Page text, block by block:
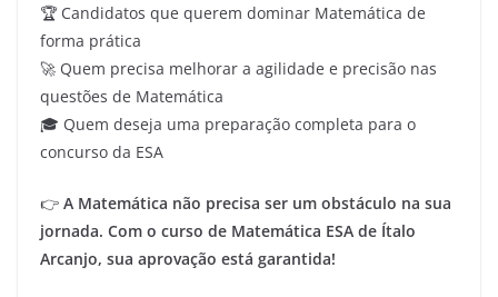
🏆 Candidatos que querem dominar Matemática de
forma prática
🚀 Quem precisa melhorar a agilidade e precisão nas
questões de Matemática
🎓 Quem deseja uma preparação completa para o
concurso da ESA
👉 A Matemática não precisa ser um obstáculo na sua
jornada. Com o curso de Matemática ESA de Ítalo
Arcanjo, sua aprovação está garantida!